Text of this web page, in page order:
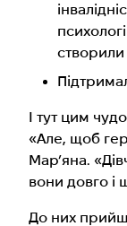
створили
І тут цим
«Але, щоб
Мар’яна.
вони довго і
До них